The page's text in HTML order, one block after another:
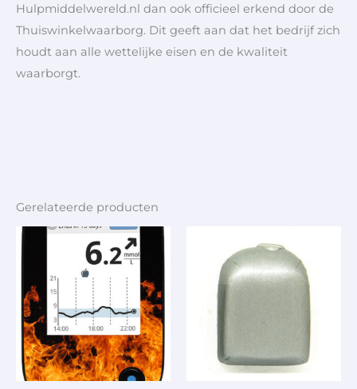
Hulpmiddelwereld.nl dan ook officieel erkend door de
Thuiswinkelwaarborg. Dit geeft aan dat het bedrijf zich
houdt aan alle wettelijke eisen en de kwaliteit
waarborgt.
Gerelateerde producten